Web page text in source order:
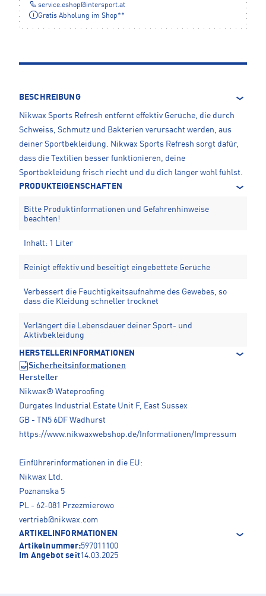
service.eshop@intersport.at
Gratis Abholung im Shop**
BESCHREIBUNG
Nikwax Sports Refresh entfernt effektiv Gerüche, die durch
Schweiss, Schmutz und Bakterien verursacht werden, aus
deiner Sportbekleidung. Nikwax Sports Refresh sorgt dafür,
dass die Textilien besser funktionieren, deine
Sportbekleidung frisch riecht und du dich länger wohl fühlst.
PRODUKTEIGENSCHAFTEN
Bitte Produktinformationen und Gefahrenhinweise
beachten!
Inhalt: 1 Liter
Reinigt effektiv und beseitigt eingebettete Gerüche
Verbessert die Feuchtigkeitsaufnahme des Gewebes, so
dass die Kleidung schneller trocknet
Verlängert die Lebensdauer deiner Sport- und
Aktivbekleidung
HERSTELLERINFORMATIONEN
Sicherheitsinformationen
Hersteller
Nikwax® Wateproofing
Durgates Industrial Estate Unit F, East Sussex
GB - TN5 6DF Wadhurst
https://www.nikwaxwebshop.de/Informationen/Impressum
Einführerinformationen in die EU:
Nikwax Ltd.
Poznanska 5
PL - 62-081 Przezmierowo
vertrieb@nikwax.com
ARTIKELINFORMATIONEN
Artikelnummer:597011100
Im Angebot seit14.03.2025